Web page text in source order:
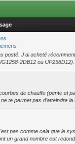
posté. J'ai acheté
2DB12 ou
de chauffe (pente et
te permet pas d'atteindre la
pas comme cela que le
un grand nombre est